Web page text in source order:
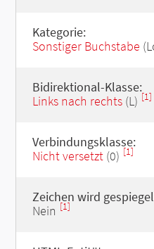
Kategorie:
Sonstiger Buchstabe
Bidirektional-Klasse:
Links nach rechts(L) [1]
Verbindungsklasse:
Nicht versetzt(0) [1]
Zeichen wird
Nein [1]